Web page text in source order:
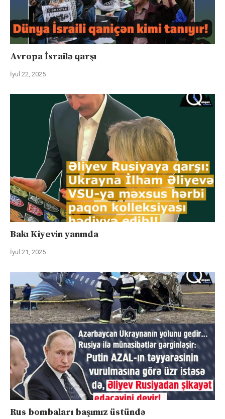
Avropa İsrailə qarşı
İyul 22, 2025
Bakı Kiyevin yanında
İyul 21, 2025
Rus bombaları başımız üstündə